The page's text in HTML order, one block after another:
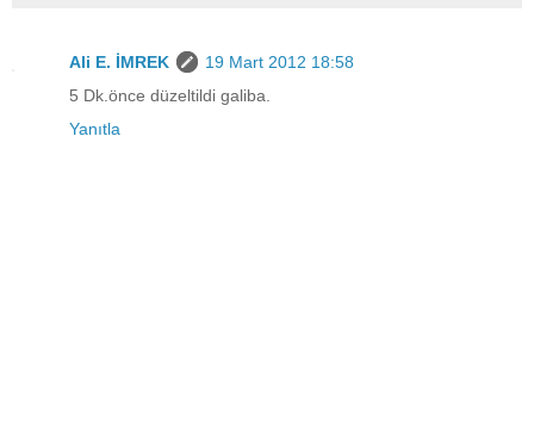
Ali E. İMREK
19 Mart 2012 18:58
5 Dk.önce düzeltildi galiba.
Yanıtla